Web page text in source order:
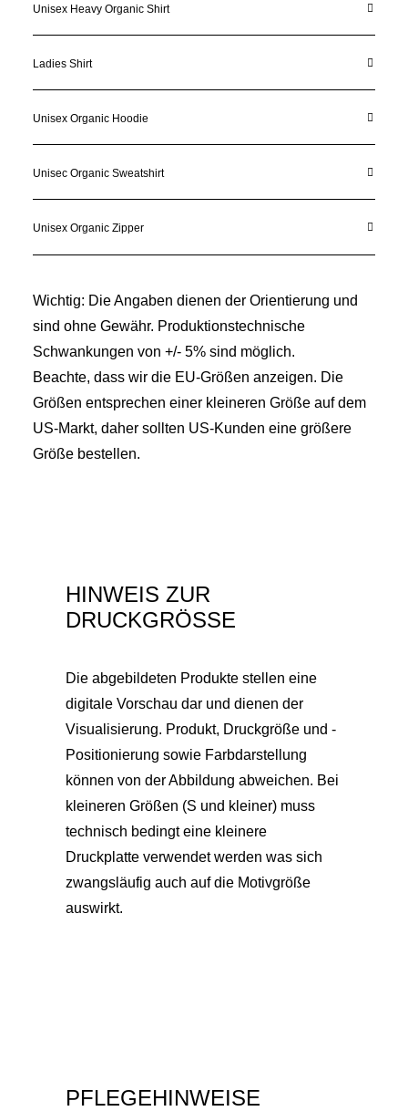
Unisex Heavy Organic Shirt
Ladies Shirt
Unisex Organic Hoodie
Unisec Organic Sweatshirt
Unisex Organic Zipper
Wichtig: Die Angaben dienen der Orientierung und
sind ohne Gewähr. Produktionstechnische
Schwankungen von +/- 5% sind möglich.
Beachte, dass wir die EU-Größen anzeigen. Die
Größen entsprechen einer kleineren Größe auf dem
US-Markt, daher sollten US-Kunden eine größere
Größe bestellen.
HINWEIS ZUR
DRUCKGRÖSSE
Die abgebildeten Produkte stellen eine
digitale Vorschau dar und dienen der
Visualisierung. Produkt, Druckgröße und -
Positionierung sowie Farbdarstellung
können von der Abbildung abweichen. Bei
kleineren Größen (S und kleiner) muss
technisch bedingt eine kleinere
Druckplatte verwendet werden was sich
zwangsläufig auch auf die Motivgröße
auswirkt.
PFLEGEHINWEISE